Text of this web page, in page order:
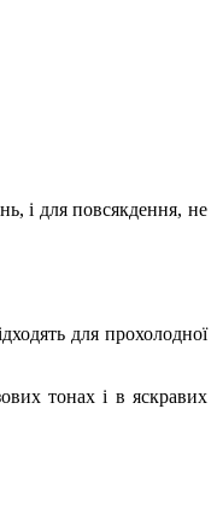
і для повсякдення, не
для прохолодної
тонах і в яскравих